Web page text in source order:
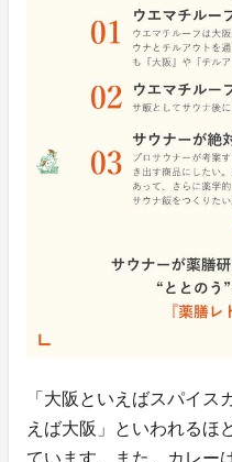
「大阪といえばスパイ
えば大阪」といわれるほ
ています。また、カレー